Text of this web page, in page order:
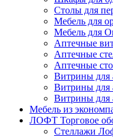
Столы для
Мебель для
Мебель для
Аптечные
Аптечные
Аптечные
Витрины для
Витрины
Витрины для
Мебель из
ЛОФТ Торговое
Стеллажи